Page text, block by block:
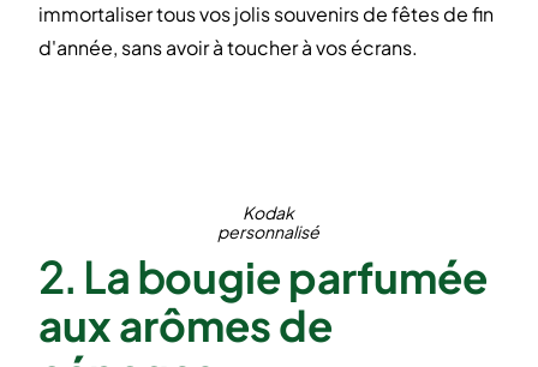
immortaliser tous vos jolis souvenirs de fêtes de fin
d'année, sans avoir à toucher à vos écrans.
Kodak
personnalisé
2. La bougie parfumée
aux arômes de